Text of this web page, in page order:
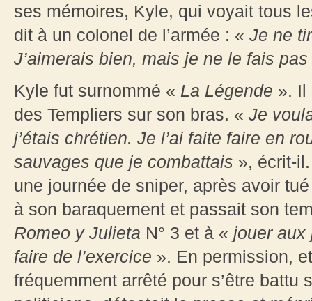
ses mémoires, Kyle, qui voyait tous
dit à un colonel de l’armée : « Je ne
J’aimerais bien, mais je ne le fais pas
Kyle fut surnommé « La Légende ». Il
des Templiers sur son bras. « Je
j’étais chrétien. Je l’ai faite faire en
sauvages que je combattais », écrit-
une journée de sniper, après avoir
à son baraquement et passait son
Romeo y Julieta N° 3 et à « jouer aux
faire de l’exercice ». En permission,
fréquemment arrêté pour s’être